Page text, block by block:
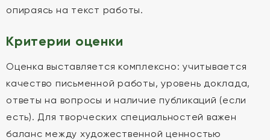
опираясь на текст работы.
Критерии оценки
Оценка выставляется комплексно: учитывается
качество письменной работы, уровень доклада,
ответы на вопросы и наличие публикаций (если
есть). Для творческих специальностей важен
баланс между художественной ценностью